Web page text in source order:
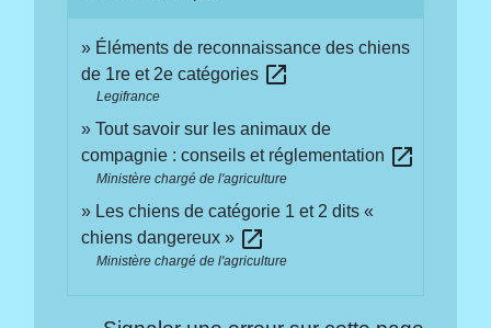
Éléments de reconnaissance des chiens
de 1re et 2e catégories open_in_new
Legifrance
Tout savoir sur les animaux de
compagnie : conseils et réglementation open_in_new
Ministère chargé de l'agriculture
Les chiens de catégorie 1 et 2 dits «
chiens dangereux » open_in_new
Ministère chargé de l'agriculture